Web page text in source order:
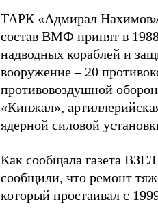
ТАРК «Адмирал Нахимов»
состав ВМФ принят в
надводных кораблей и
вооружение–20
противовоздушной
«Кинжал»,
ядерной силовой
Как сообщала газета
сообщили, что ремонт
который простаивал с